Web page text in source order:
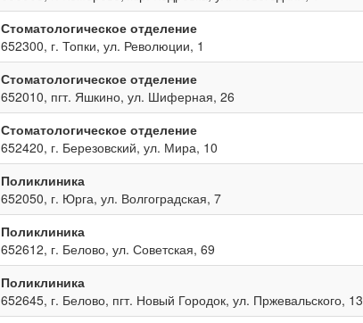
Стоматологическое отделение
652300, г. Топки, ул. Революции, 1
Стоматологическое отделение
652010, пгт. Яшкино, ул. Шиферная, 26
Стоматологическое отделение
652420, г. Березовский, ул. Мира, 10
Поликлиника
652050, г. Юрга, ул. Волгоградская, 7
Поликлиника
652612, г. Белово, ул. Советская, 69
Поликлиника
652645, г. Белово, пгт. Новый Городок, ул. Пржевальского, 13